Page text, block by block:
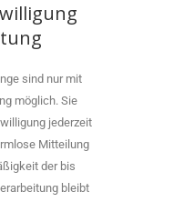
sind nur mit
möglich. Sie
jederzeit
Mitteilung
der bis
bleibt